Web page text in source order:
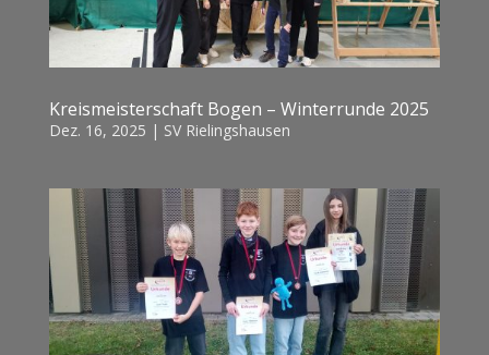
Kreismeisterschaft Bogen – Winterrunde 2025
Dez. 16, 2025 | SV Rielingshausen